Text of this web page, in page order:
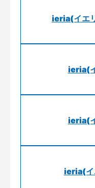
ieria(イエ
ieria(
ieria(
ieria(イ